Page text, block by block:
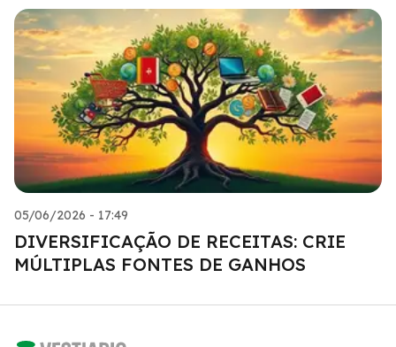
05/06/2026 - 17:49
DIVERSIFICAÇÃO DE RECEITAS: CRIE
MÚLTIPLAS FONTES DE GANHOS